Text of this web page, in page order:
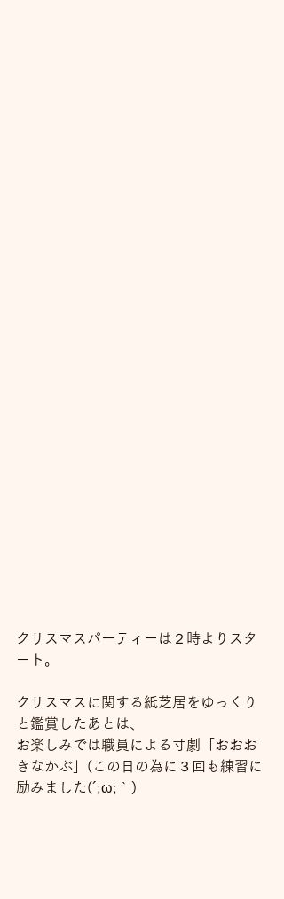
クリスマスパーティーは２時よりスタ
ート。
クリスマスに関する紙芝居をゆっくり
と鑑賞したあとは、
お楽しみでは職員による寸劇「おおお
きなかぶ」(この日の為に３回も練習に
励みました(´;ω;｀)